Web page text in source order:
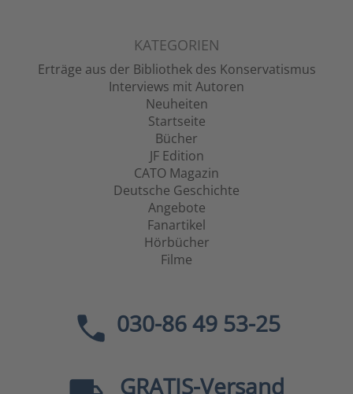
KATEGORIEN
Erträge aus der Bibliothek des Konservatismus
Interviews mit Autoren
Neuheiten
Startseite
Bücher
JF Edition
CATO Magazin
Deutsche Geschichte
Angebote
Fanartikel
Hörbücher
Filme
030-86 49 53-25
GRATIS-Versand